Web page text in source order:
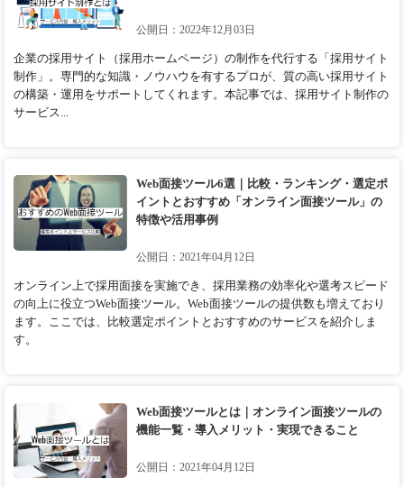
公開日：2022年12月03日
企業の採用サイト（採用ホームページ）の制作を代行する「採用サイト
制作」。専門的な知識・ノウハウを有するプロが、質の高い採用サイト
の構築・運用をサポートしてくれます。本記事では、採用サイト制作の
サービス...
Web面接ツール6選｜比較・ランキング・選定ポ
イントとおすすめ「オンライン面接ツール」の
特徴や活用事例
公開日：2021年04月12日
オンライン上で採用面接を実施でき、採用業務の効率化や選考スピード
の向上に役立つWeb面接ツール。Web面接ツールの提供数も増えており
ます。ここでは、比較選定ポイントとおすすめのサービスを紹介しま
す。
Web面接ツールとは｜オンライン面接ツールの
機能一覧・導入メリット・実現できること
公開日：2021年04月12日